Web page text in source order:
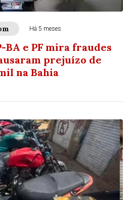
Há 5 meses
BA e PF mira fraudes
prejuízo de
na Bahia